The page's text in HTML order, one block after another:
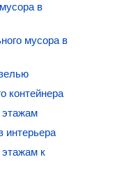
в
мусора в
контейнера
этажам
интерьера
к